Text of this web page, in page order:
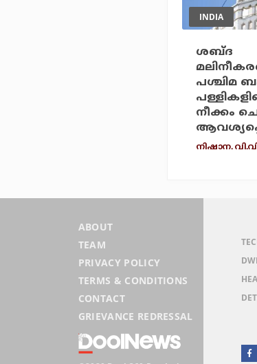
INDIA
ശബ്ദ
പശ്ചിമ
നീക്കം
നിഷാന.
ABOUT
TEAM
PRIVACY POLICY
TERMS & CONDITIONS
CONTACT
GRIEVANCE REDRESSAL